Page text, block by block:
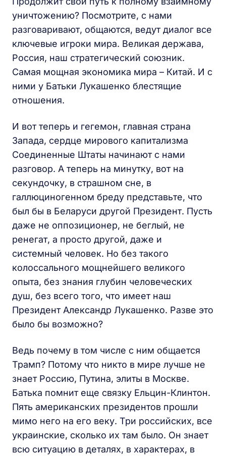
уничтожению? Посмотрите, с нами
разговаривают, общаются, ведут диалог все
ключевые игроки мира. Великая держава,
Россия, наш стратегический союзник.
Самая мощная экономика мира – Китай. И с
ними у Батьки Лукашенко блестящие
отношения.
И вот теперь и гегемон, главная страна
Запада, сердце мирового капитализма
Соединенные Штаты начинают с нами
разговор. А теперь на минутку, вот на
секундочку, в страшном сне, в
галлюциногенном бреду представьте, что
был бы в Беларуси другой Президент. Пусть
даже не оппозиционер, не беглый, не
ренегат, а просто другой, даже и
системный человек. Но без такого
колоссального мощнейшего великого
опыта, без знания глубин человеческих
душ, без всего того, что имеет наш
Президент Александр Лукашенко. Разве это
было бы возможно?
Ведь почему в том числе с ним общается
Трамп? Потому что никто в мире лучше не
знает Россию, Путина, элиты в Москве.
Батька помнит еще связку Ельцин-Клинтон.
Пять американских президентов прошли
мимо него на его веку. Три российских, все
украинские, сколько их там было. Он знает
всю ситуацию в деталях, в характерах, в